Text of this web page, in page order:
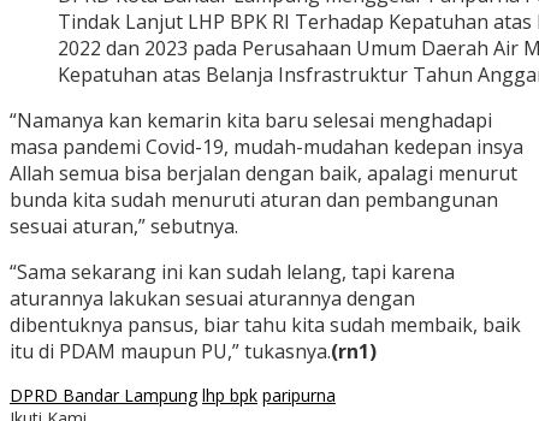
Tindak Lanjut LHP BPK RI Terhadap Kepatuhan
2022 dan 2023 pada Perusahaan Umum Daerah Air
Kepatuhan atas Belanja Insfrastruktur Tahun
“Namanya kan kemarin kita baru selesai menghadapi
masa pandemi Covid-19, mudah-mudahan kedepan insya
Allah semua bisa berjalan dengan baik, apalagi menurut
bunda kita sudah menuruti aturan dan pembangunan
sesuai aturan,” sebutnya.
“Sama sekarang ini kan sudah lelang, tapi karena
aturannya lakukan sesuai aturannya dengan
dibentuknya pansus, biar tahu kita sudah membaik, baik
itu di PDAM maupun PU,” tukasnya.(rn1)
DPRD Bandar Lampung lhp bpk paripurna